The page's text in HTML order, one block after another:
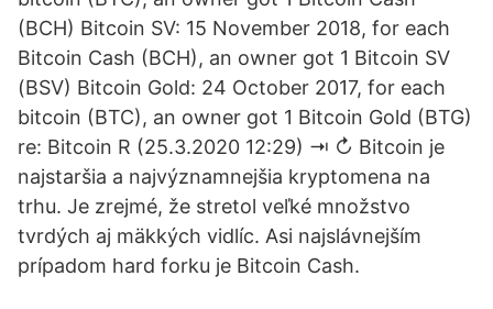
(BCH) Bitcoin SV: 15 November 2018, for each
Bitcoin Cash (BCH), an owner got 1 Bitcoin SV
(BSV) Bitcoin Gold: 24 October 2017, for each
bitcoin (BTC), an owner got 1 Bitcoin Gold (BTG)
re: Bitcoin R (25.3.2020 12:29) ⇥ ↻ Bitcoin je
najstaršia a najvýznamnejšia kryptomena na
trhu. Je zrejmé, že stretol veľké množstvo
tvrdých aj mäkkých vidlíc. Asi najslávnejším
prípadom hard forku je Bitcoin Cash.